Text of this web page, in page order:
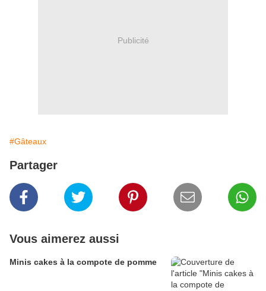
Publicité
#Gâteaux
Partager
Vous aimerez aussi
Minis cakes à la compote de pomme